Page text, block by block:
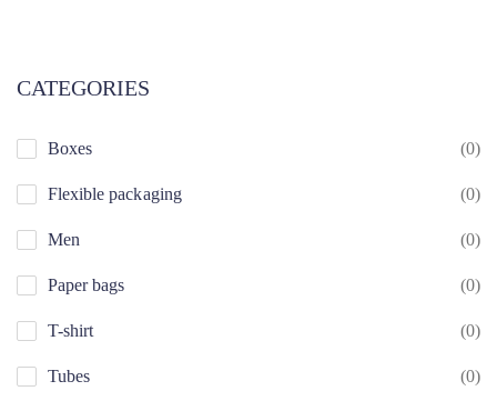
CATEGORIES
Boxes (0)
Flexible packaging (0)
Men (0)
Paper bags (0)
T-shirt (0)
Tubes (0)